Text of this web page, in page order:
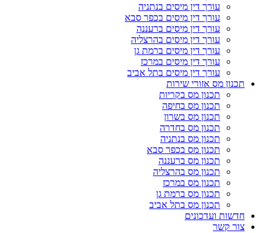
עורך דין מיסים בנתניה
עורך דין מיסים בכפר סבא
עורך דין מיסים ברעננה
עורך דין מיסים בהרצליה
עורך דין מיסים ברמת גן
עורך דין מיסים במרכז
עורך דין מיסים בתל אביב
תכנון מס אזורי שירות
תכנון מס בקריות
תכנון מס בחיפה
תכנון מס בשרון
תכנון מס בחדרה
תכנון מס בנתניה
תכנון מס בכפר סבא
תכנון מס ברעננה
תכנון מס בהרצליה
תכנון מס במרכז
תכנון מס ברמת גן
תכנון מס בתל אביב
חדשות ועדכונים
צור קשר